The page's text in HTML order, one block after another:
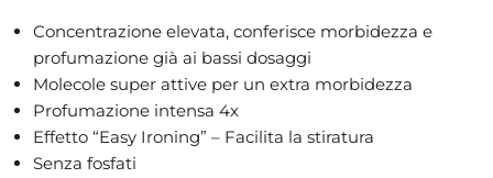
Concentrazione elevata, conferisce morbidezza e
profumazione già ai bassi dosaggi
Molecole super attive per un extra morbidezza
Profumazione intensa 4x
Effetto “Easy Ironing” – Facilita la stiratura
Senza fosfati